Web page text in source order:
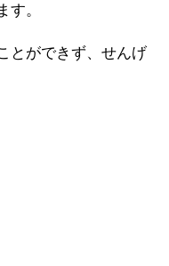
。
とができず、せんげ